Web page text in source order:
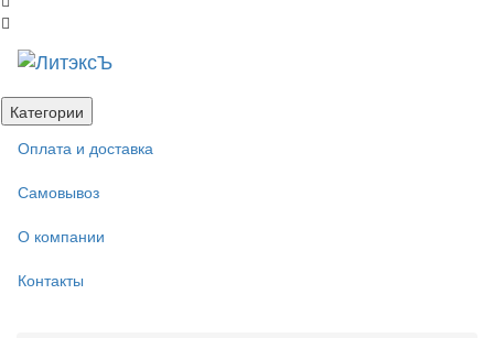
Категории
Оплата и доставка
Самовывоз
О компании
Контакты